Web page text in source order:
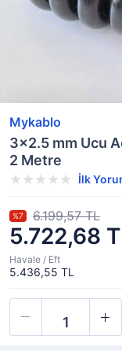
Mykablo
3x2.5 mm Ucu
2 Metre
İlk
5.722,68
%7 6.199,57 TL
Havale / Eft
5.436,55 TL